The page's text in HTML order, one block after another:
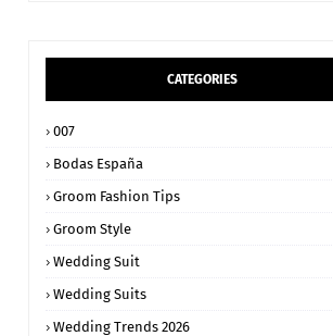
CATEGORIES
007
Bodas España
Groom Fashion Tips
Groom Style
Wedding Suit
Wedding Suits
Wedding Trends 2026